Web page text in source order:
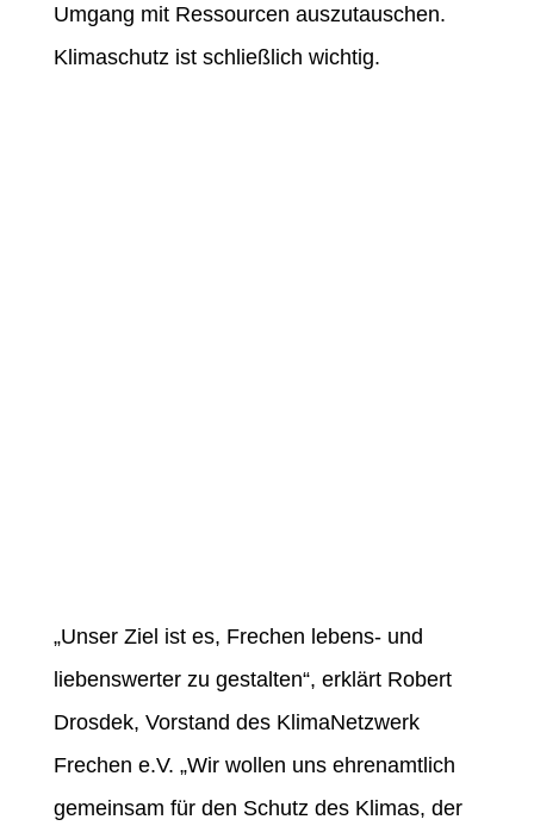
Umgang mit Ressourcen auszutauschen.
Klimaschutz ist schließlich wichtig.
„Unser Ziel ist es, Frechen lebens- und
liebenswerter zu gestalten“, erklärt Robert
Drosdek, Vorstand des KlimaNetzwerk
Frechen e.V. „Wir wollen uns ehrenamtlich
gemeinsam für den Schutz des Klimas, der